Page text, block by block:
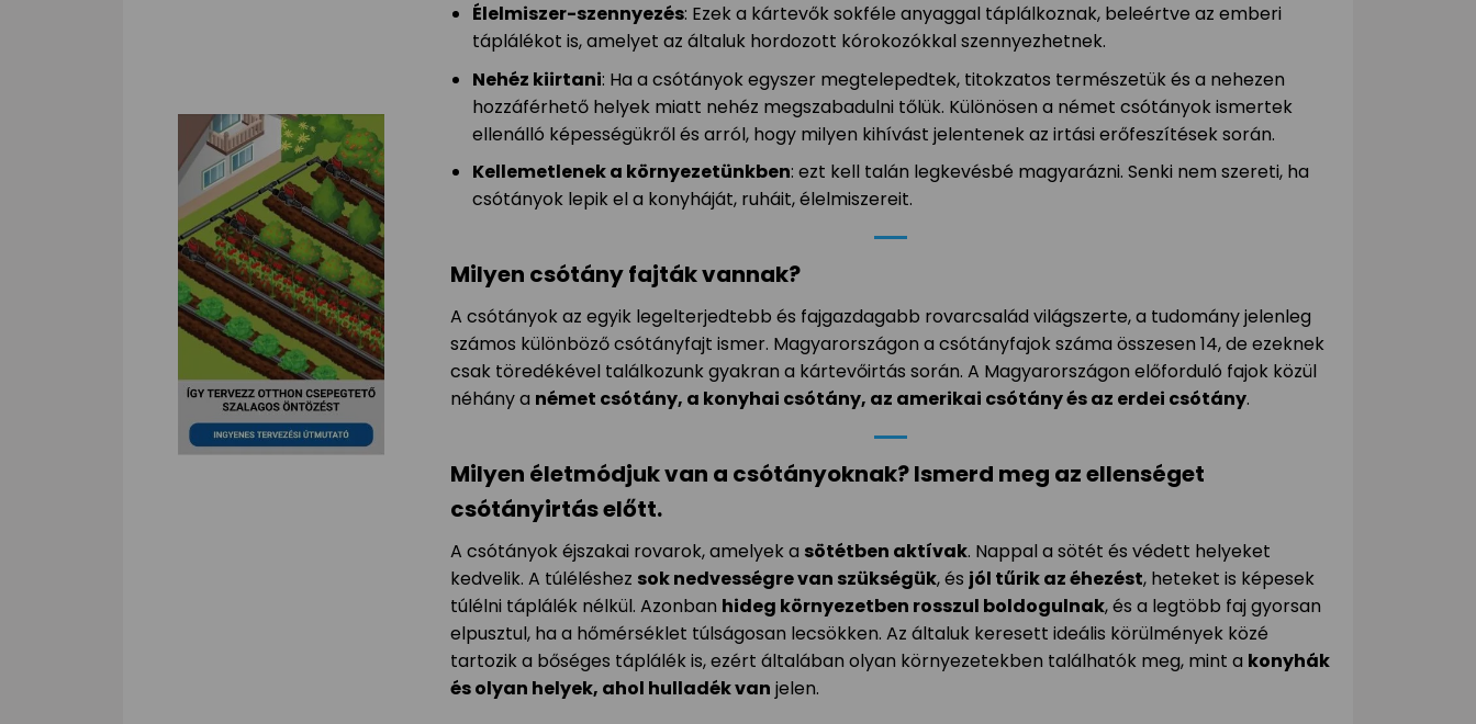
Élelmiszer-szennyezés: Ezek a kártevők sokféle anyaggal táplálkoznak, beleértve az emberi
táplálékot is, amelyet az általuk hordozott kórokozókkal szennyezhetnek.
Nehéz kiirtani: Ha a csótányok egyszer megtelepedtek, titokzatos természetük és a nehezen
hozzáférhető helyek miatt nehéz megszabadulni tőlük. Különösen a német csótányok ismertek
ellenálló képességükről és arról, hogy milyen kihívást jelentenek az irtási erőfeszítések során.
Kellemetlenek a környezetünkben: ezt kell talán legkevésbé magyarázni. Senki nem szereti, ha
csótányok lepik el a konyháját, ruháit, élelmiszereit.
Milyen csótány fajták vannak?
A csótányok az egyik legelterjedtebb és fajgazdagabb rovarcsalád világszerte, a tudomány jelenleg
számos különböző csótányfajt ismer. Magyarországon a csótányfajok száma összesen 14, de ezeknek
csak töredékével találkozunk gyakran a kártevőirtás során. A Magyarországon előforduló fajok közül
néhány a német csótány, a konyhai csótány, az amerikai csótány és az erdei csótány.
Milyen életmódjuk van a csótányoknak? Ismerd meg az ellenséget
csótányirtás előtt.
A csótányok éjszakai rovarok, amelyek a sötétben aktívak. Nappal a sötét és védett helyeket
kedvelik. A túléléshez sok nedvességre van szükségük, és jól tűrik az éhezést, heteket is képesek
túlélni táplálék nélkül. Azonban hideg környezetben rosszul boldogulnak, és a legtöbb faj gyorsan
elpusztul, ha a hőmérséklet túlságosan lecsökken. Az általuk keresett ideális körülmények közé
tartozik a bőséges táplálék is, ezért általában olyan környezetekben találhatók meg, mint a konyhák
és olyan helyek, ahol hulladék van jelen.